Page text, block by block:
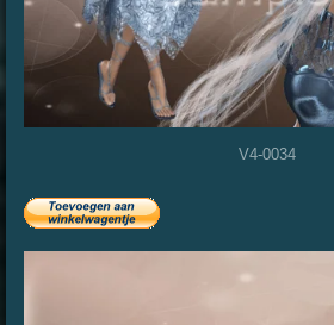
V4-0034